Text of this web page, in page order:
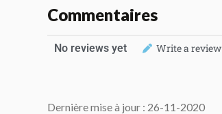
Commentaires
No reviews yet Write a review
Dernière mise à jour : 26-11-2020